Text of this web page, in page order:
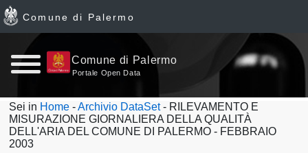
Home
News
Comune di Palermo
Comune di Palermo
Portale Open Data
Sei in Home -Archivio DataSet- RILEVAMENTO E
MISURAZIONE GIORNALIERA DELLA QUALITÀ
DELL'ARIA DEL COMUNE DI PALERMO - FEBBRAIO
2003